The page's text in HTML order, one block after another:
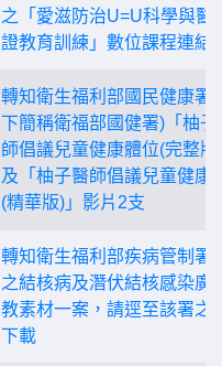
之「愛滋防治U=U科學與醫
證教育訓練」數位課程連結
轉知衛生福利部國民健康署(
下簡稱衛福部國健署)「柚子
師倡議兒童健康體位(完整版
及「柚子醫師倡議兒童健康
(精華版)」影片2支
轉知衛生福利部疾病管制署
之結核病及潛伏結核感染廣
教素材一案，請逕至該署之
下載